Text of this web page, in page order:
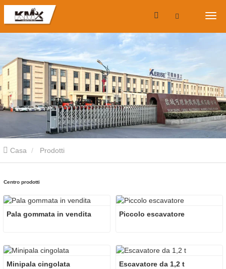
Casa Prodotti
Centro prodotti
Pala gommata in vendita Piccolo escavatore
Minipala cingolata Escavatore da 1,2 t